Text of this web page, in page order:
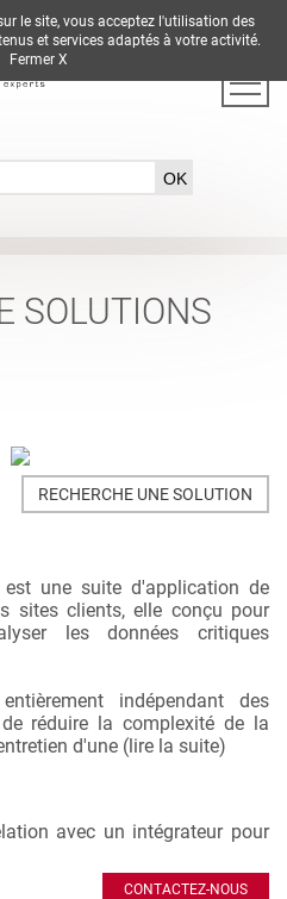
DE EN ES FR IT
SOLUTIONS
RECHERCHE UNE SOLUTION
est une suite d'application de
sites clients, elle conçu pour
les données critiques
indépendant des
réduire la complexité de la
d'une (lire la suite)
avec un intégrateur pour
CONTACTEZ-NOUS
le site, vous acceptez l'utilisation des
et services adaptés à votre activité.
Fermer X